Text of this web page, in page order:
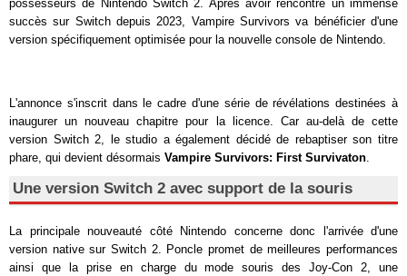
possesseurs de Nintendo Switch 2. Après avoir rencontré un immense
succès sur Switch depuis 2023, Vampire Survivors va bénéficier d'une
version spécifiquement optimisée pour la nouvelle console de Nintendo.
L'annonce s'inscrit dans le cadre d'une série de révélations destinées à
inaugurer un nouveau chapitre pour la licence. Car au-delà de cette
version Switch 2, le studio a également décidé de rebaptiser son titre
phare, qui devient désormais Vampire Survivors: First Survivaton.
Une version Switch 2 avec support de la souris
La principale nouveauté côté Nintendo concerne donc l'arrivée d'une
version native sur Switch 2. Poncle promet de meilleures performances
ainsi que la prise en charge du mode souris des Joy-Con 2, une